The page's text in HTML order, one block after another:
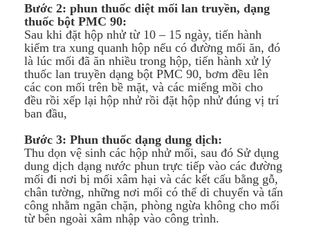
Bước 2: phun thuốc diệt mối lan truyền, dạng
thuốc bột PMC 90:
Sau khi đặt hộp nhử từ 10 – 15 ngày, tiến hành
kiểm tra xung quanh hộp nếu có đường mối ăn, đó
là lúc mối đã ăn nhiều trong hộp, tiến hành xử lý
thuốc lan truyền dạng bột PMC 90, bơm đều lên
các con mối trên bề mặt, và các miếng mồi cho
đều rồi xếp lại hộp nhử rồi đặt hộp nhử đúng vị trí
ban đầu,
Bước 3: Phun thuốc dạng dung dịch:
Thu dọn vệ sinh các hộp nhử mối, sau đó Sử dụng
dung dịch dạng nước phun trực tiếp vào các đường
mối đi nơi bị mối xâm hại và các kết cấu bằng gỗ,
chân tường, những nơi mối có thể di chuyển và tấn
công nhằm ngăn chặn, phòng ngừa không cho mối
từ bên ngoài xâm nhập vào công trình.